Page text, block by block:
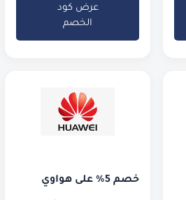
عرض كود
الخصم
خصم 5% على هواوي